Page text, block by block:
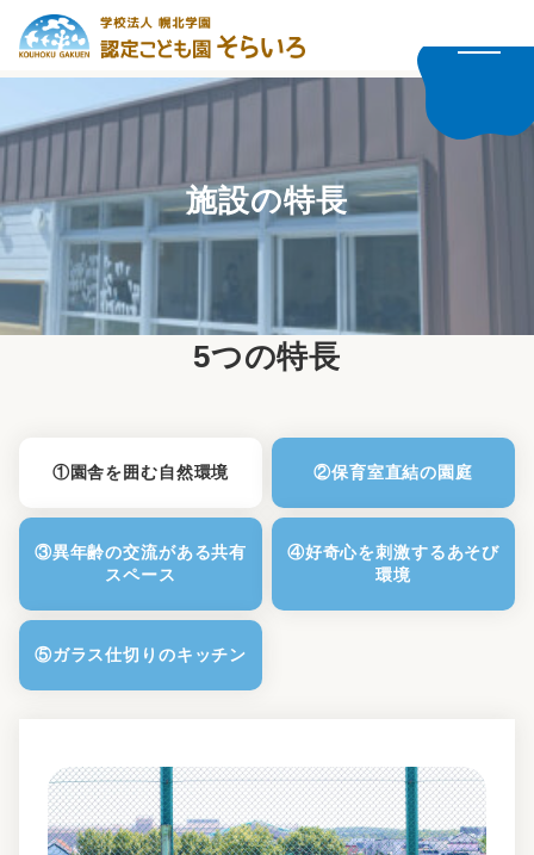
施設の特長
5つの特長
①園舎を囲む自然環境 ②保育室直結の園庭
③異年齢の交流がある共有
スペース
④好奇心を刺激するあそび
環境
⑤ガラス仕切りのキッチン